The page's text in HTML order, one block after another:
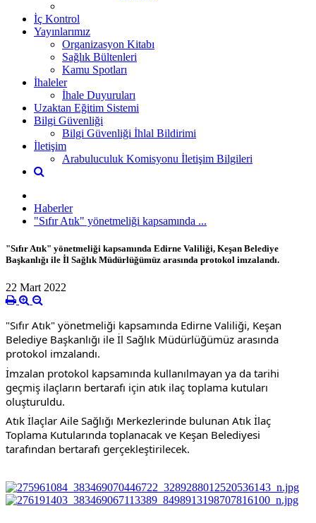
İç Kontrol
Yayınlarımız
Organizasyon Kitabı
Sağlık Bültenleri
Kamu Spotları
İhaleler
İhale Duyuruları
Uzaktan Eğitim Sistemi
Bilgi Güvenliği
Bilgi Güvenliği İhlal Bildirimi
İletişim
Arabuluculuk Komisyonu İletişim Bilgileri
Haberler
"Sıfır Atık" yönetmeliği kapsamında ...
"Sıfır Atık" yönetmeliği kapsamında Edirne Valiliği, Keşan Belediye
Başkanlığı ile İl Sağlık Müdürlüğümüz arasında protokol imzalandı.
22 Mart 2022
"Sıfır Atık" yönetmeliği kapsamında Edirne Valiliği, Keşan
Belediye Başkanlığı ile İl Sağlık Müdürlüğümüz arasında
protokol imzalandı.
İmzalan protokol kapsamında kullanılmayan ya da tarihi
geçmiş ilaçların bertarafı için atık ilaç toplama kutuları
oluşturuldu.
Atık İlaçlar Aile Sağlığı Merkezlerinde bulunan Atık İlaç
Toplama Kutularında toplanacak ve Keşan Belediyesi
tarafından bertarafı gerçekleştirilecek.